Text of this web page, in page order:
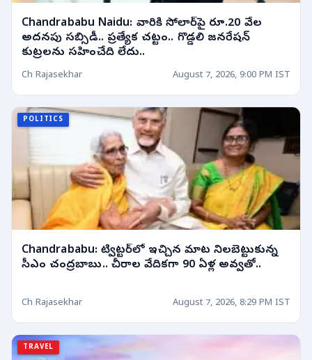
Chandrababu Naidu: వారికి సోలార్‌పై రూ.20 వేల
అదనపు సబ్సిడీ.. ప్రత్యేక చట్టం.. గొడ్డలి జనరేషన్
కుట్రలను సహించేది లేదు..
Ch Rajasekhar August 7, 2026, 9:00 PM IST
POLITICS
Chandrababu: ట్విట్టర్‌లో ఇచ్చిన మాట నిలబెట్టుకున్న
సీఎం చంద్రబాబు.. చీరాల వేదికగా 90 ఏళ్ల అవ్వతో..
Ch Rajasekhar August 7, 2026, 8:29 PM IST
TRAVEL